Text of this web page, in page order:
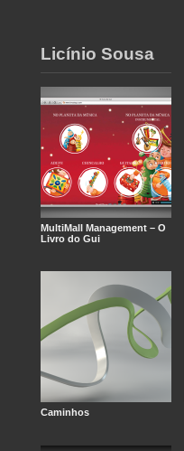
Licínio Sousa
MultiMall Management – O
Livro do Gui
Caminhos